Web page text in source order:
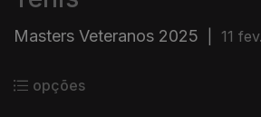
Masters Veteranos 2025 11
opções